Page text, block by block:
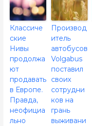
Классиче
ские
Нивы
продолжа
ют
продавать
в Европе.
Правда,
неофициа
льно
Производ
итель
автобусов
Volgabus
поставил
своих
сотрудни
ков на
грань
выживани